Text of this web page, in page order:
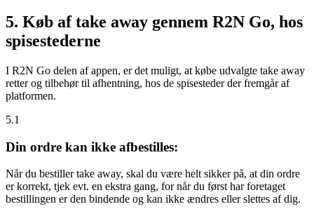
5. Køb af take away gennem R2N Go, hos
spisestederne
I R2N Go delen af appen, er det muligt, at købe udvalgte take away
retter og tilbehør til afhentning, hos de spisesteder der fremgår af
platformen.
5.1
Din ordre kan ikke afbestilles:
Når du bestiller take away, skal du være helt sikker på, at din ordre
er korrekt, tjek evt. en ekstra gang, for når du først har foretaget
bestillingen er den bindende og kan ikke ændres eller slettes af dig.